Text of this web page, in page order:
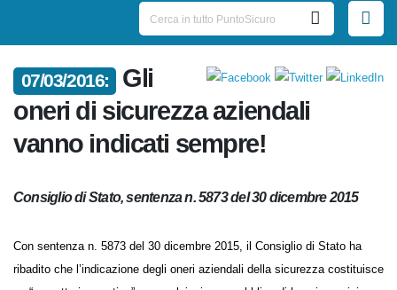
07/03/2016:
Gli
oneri di sicurezza aziendali
vanno indicati sempre!
Consiglio di Stato, sentenza n. 5873 del 30 dicembre 2015
Con sentenza n. 5873 del 30 dicembre 2015, il Consiglio di Stato ha
ribadito che l’indicazione degli oneri aziendali della sicurezza costituisce